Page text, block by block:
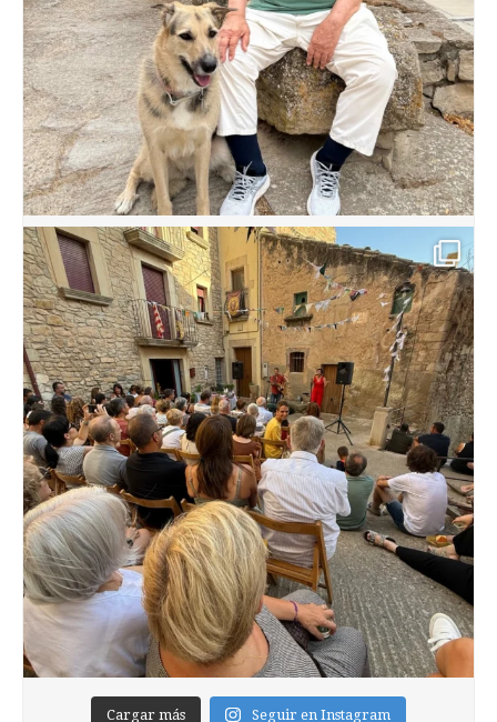
Cargar más Seguir en Instagram